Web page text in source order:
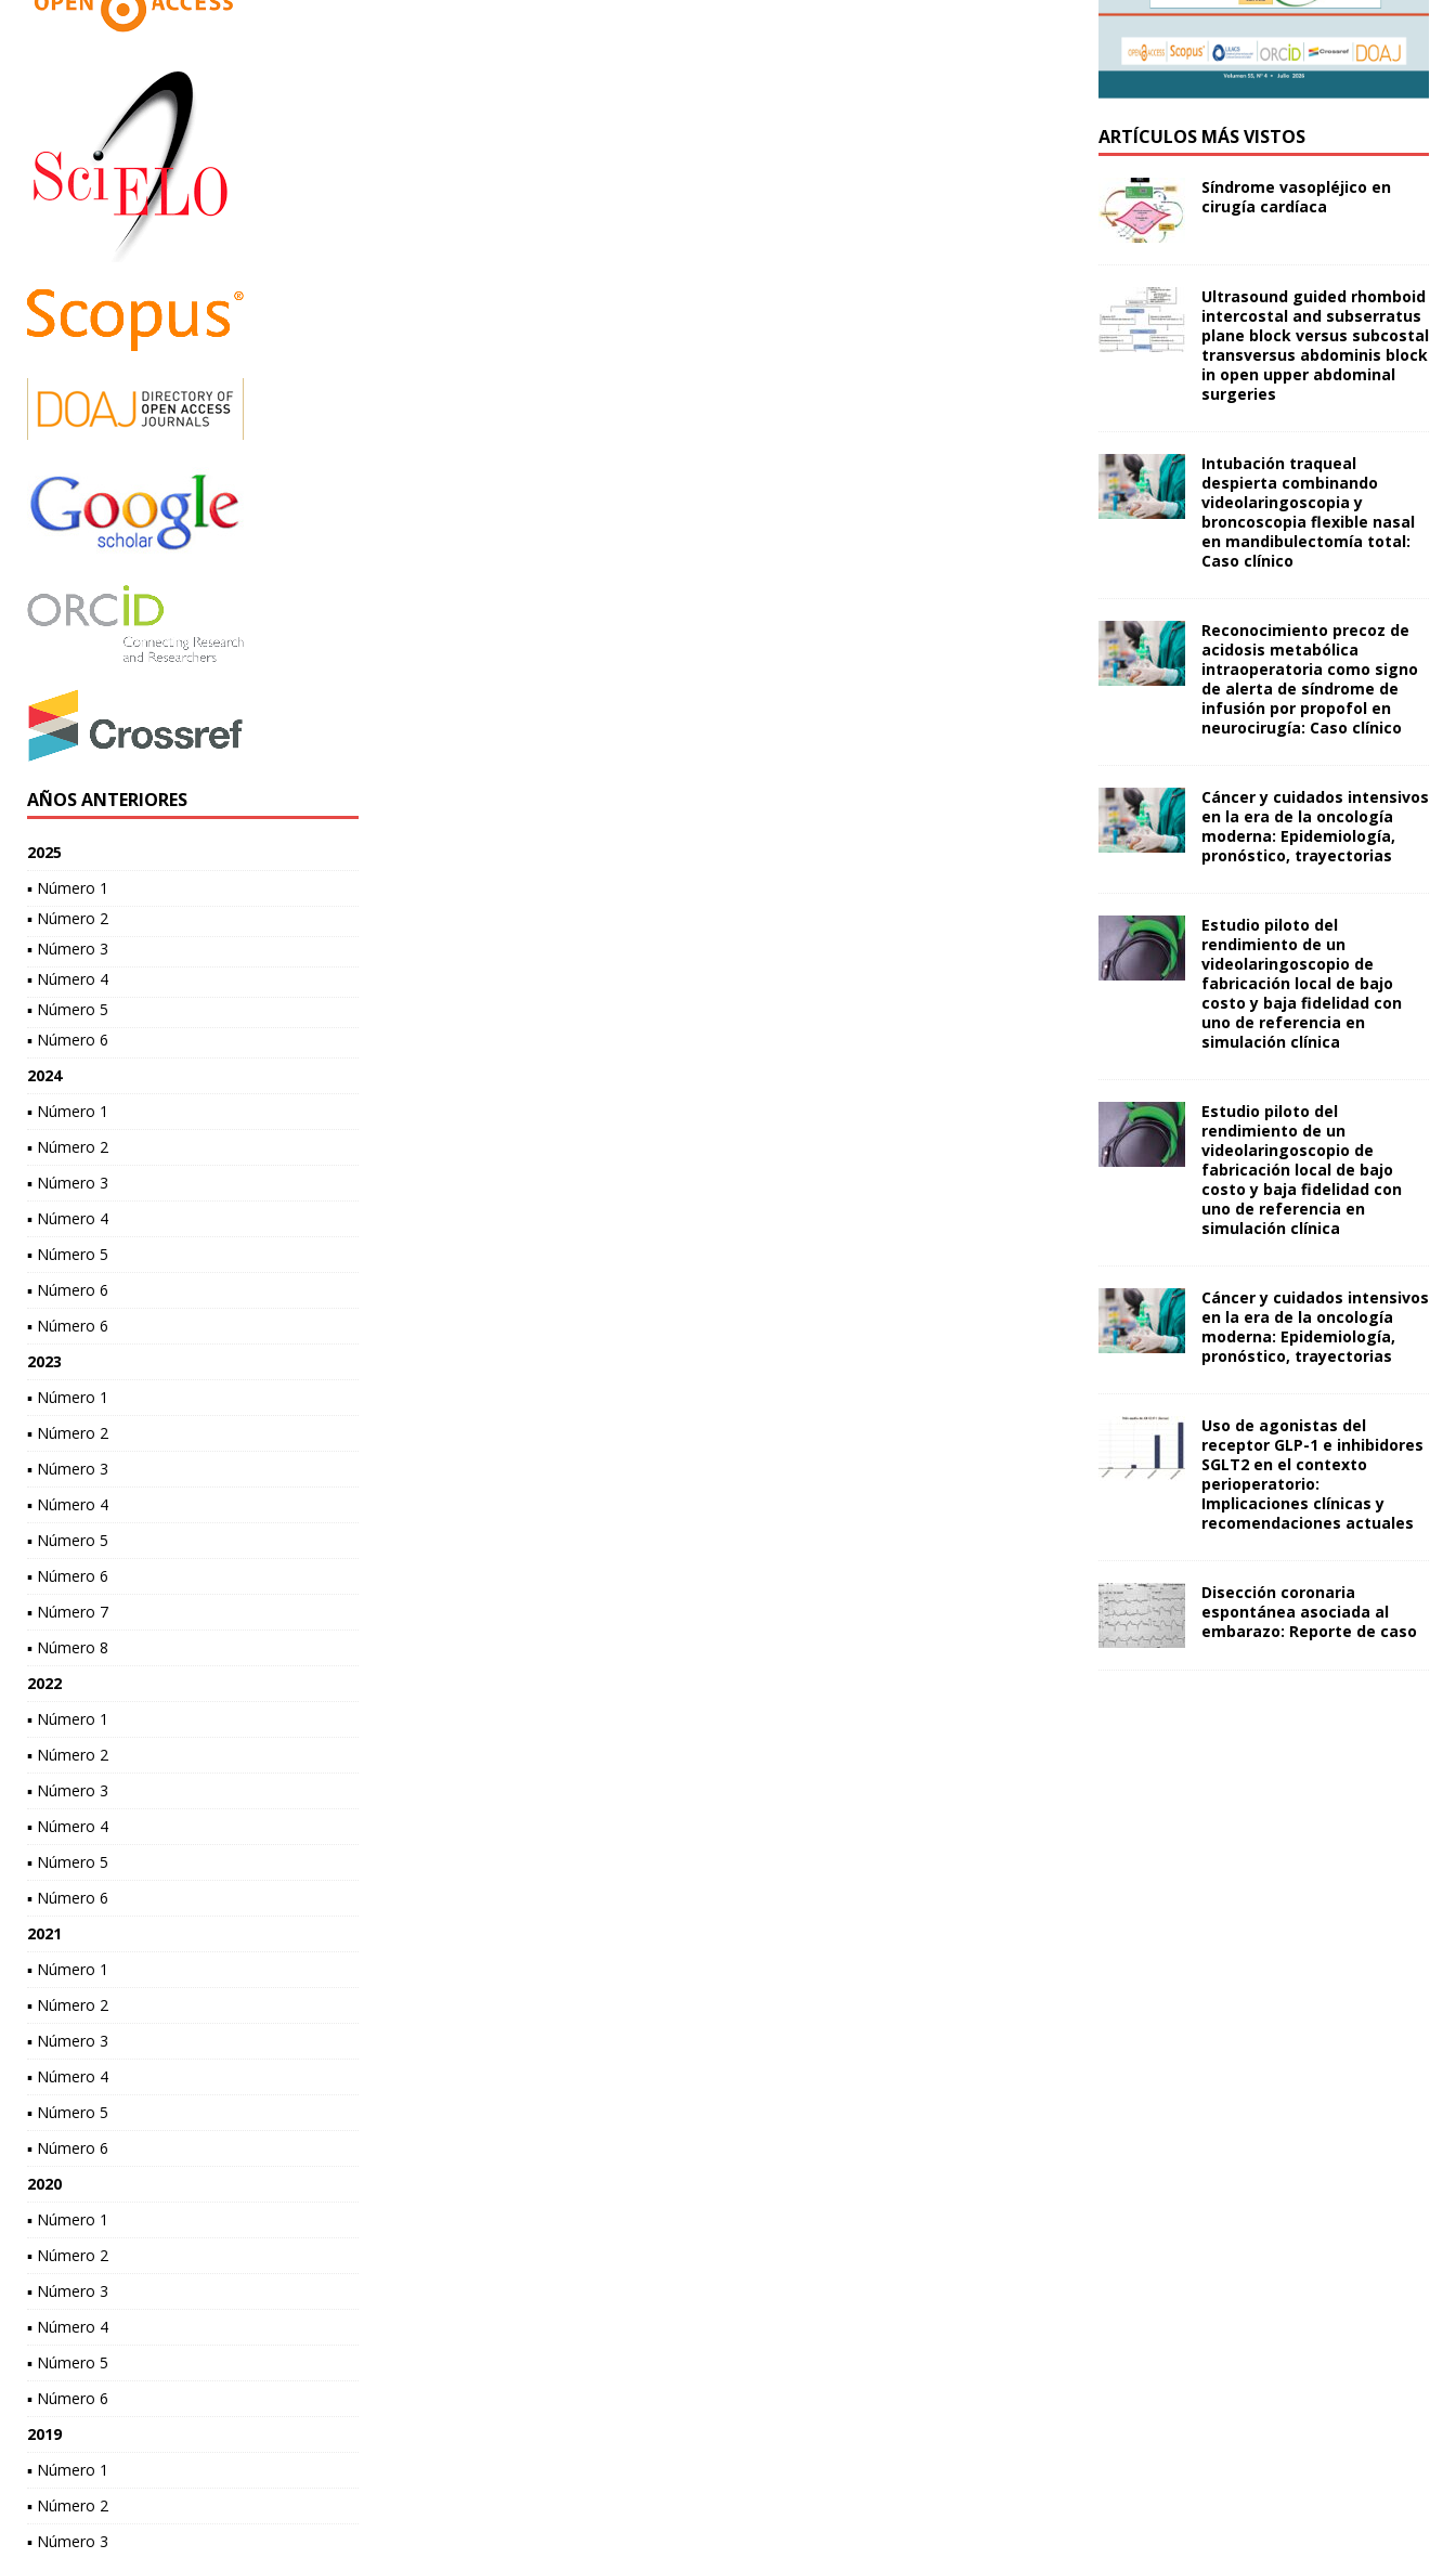
AÑOS ANTERIORES
2025
▪ Número 1
▪ Número 2
▪ Número 3
▪ Número 4
▪ Número 5
▪ Número 6
2024
▪ Número 1
▪ Número 2
▪ Número 3
▪ Número 4
▪ Número 5
▪ Número 6
▪ Número 6
2023
▪ Número 1
▪ Número 2
▪ Número 3
▪ Número 4
▪ Número 5
▪ Número 6
▪ Número 7
▪ Número 8
2022
▪ Número 1
▪ Número 2
▪ Número 3
▪ Número 4
▪ Número 5
▪ Número 6
2021
▪ Número 1
▪ Número 2
▪ Número 3
▪ Número 4
▪ Número 5
▪ Número 6
2020
▪ Número 1
▪ Número 2
▪ Número 3
▪ Número 4
▪ Número 5
▪ Número 6
2019
▪ Número 1
▪ Número 2
▪ Número 3
ARTÍCULOS MÁS VISTOS
Síndrome vasopléjico en
cirugía cardíaca
Ultrasound guided rhomboid
intercostal and subserratus
plane block versus subcostal
transversus abdominis block
in open upper abdominal
surgeries
Intubación traqueal
despierta combinando
videolaringoscopia y
broncoscopia flexible nasal
en mandibulectomía total:
Caso clínico
Reconocimiento precoz de
acidosis metabólica
intraoperatoria como signo
de alerta de síndrome de
infusión por propofol en
neurocirugía: Caso clínico
Cáncer y cuidados intensivos
en la era de la oncología
moderna: Epidemiología,
pronóstico, trayectorias
Estudio piloto del
rendimiento de un
videolaringoscopio de
fabricación local de bajo
costo y baja fidelidad con
uno de referencia en
simulación clínica
Estudio piloto del
rendimiento de un
videolaringoscopio de
fabricación local de bajo
costo y baja fidelidad con
uno de referencia en
simulación clínica
Cáncer y cuidados intensivos
en la era de la oncología
moderna: Epidemiología,
pronóstico, trayectorias
Uso de agonistas del
receptor GLP-1 e inhibidores
SGLT2 en el contexto
perioperatorio:
Implicaciones clínicas y
recomendaciones actuales
Disección coronaria
espontánea asociada al
embarazo: Reporte de caso